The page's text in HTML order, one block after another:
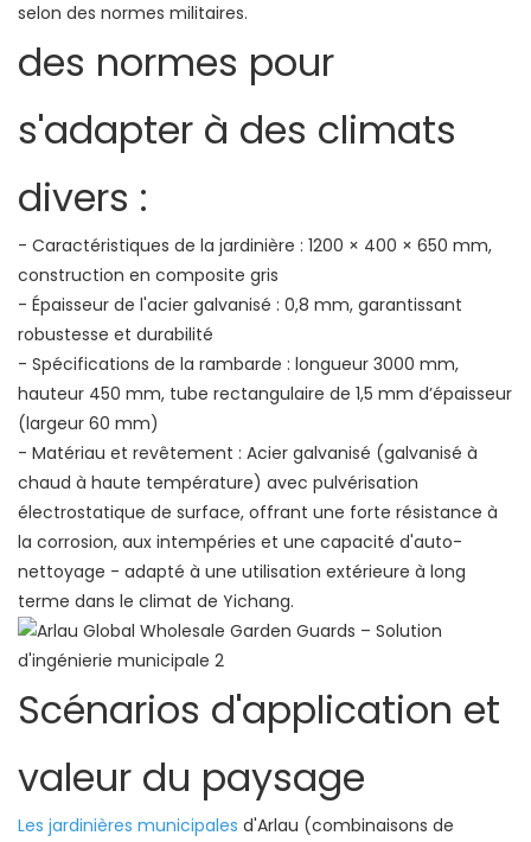
selon des normes militaires.
des normes pour
s'adapter à des climats
divers :
- Caractéristiques de la jardinière : 1200 × 400 × 650 mm,
construction en composite gris
- Épaisseur de l'acier galvanisé : 0,8 mm, garantissant
robustesse et durabilité
- Spécifications de la rambarde : longueur 3000 mm,
hauteur 450 mm, tube rectangulaire de 1,5 mm d’épaisseur
(largeur 60 mm)
- Matériau et revêtement : Acier galvanisé (galvanisé à
chaud à haute température) avec pulvérisation
électrostatique de surface, offrant une forte résistance à
la corrosion, aux intempéries et une capacité d'auto-
nettoyage - adapté à une utilisation extérieure à long
terme dans le climat de Yichang.
Scénarios d'application et
valeur du paysage
Les jardinières municipales d'Arlau (combinaisons de